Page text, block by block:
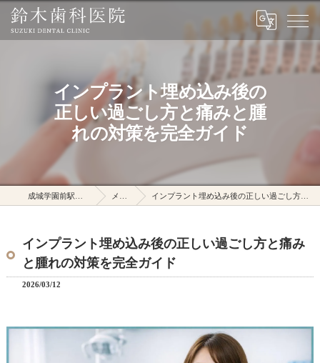
インプラント埋め込み後の
正しい過ごし方と痛みと腫
れの対策を完全ガイド
メディア インプラント埋め込み後の正しい過ごし方と痛みと腫れの対策を完全ガイド
インプラント埋め込み後の正しい過ごし方と痛み
と腫れの対策を完全ガイド
2026/03/12